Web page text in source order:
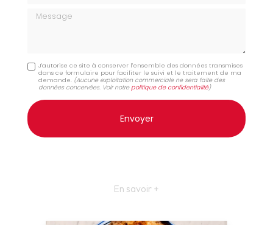
Message
J'autorise ce site à conserver l'ensemble des données transmises
dans ce formulaire pour faciliter le suivi et le traitement de ma
demande. (Aucune exploitation commerciale ne sera faite des
données concervées. Voir notrepolitique de confidentialité)
En savoir +